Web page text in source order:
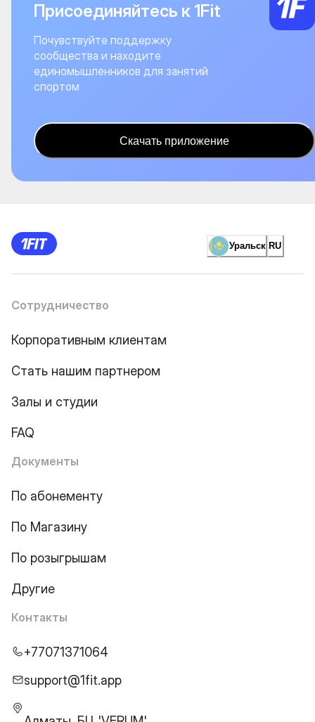
Присоединяйтесь к 1Fit
Почувствуйте поддержку
сообщества и находите
единомышленников для занятий
спортом
Скачать приложение
Уральск RU
Сотрудничество
Корпоративным клиентам
Стать нашим партнером
Залы и студии
FAQ
Документы
По абонементу
По Магазину
По розыгрышам
Другие
Контакты
+77071371064
support@1fit.app